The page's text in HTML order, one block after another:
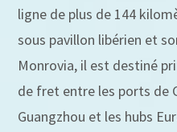
ligne de plus de 144
sous pavillon libérien et
Monrovia, il est destiné
de fret entre les ports de
Guangzhou et les hubs